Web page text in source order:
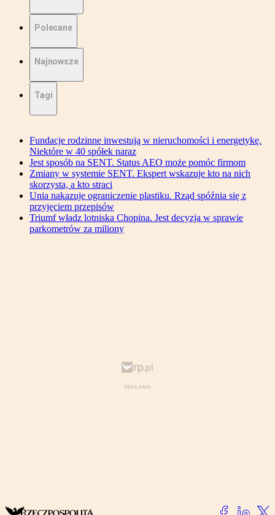
Polecane
Najnowsze
Tagi
Fundacje rodzinne inwestują w nieruchomości i energetykę.
Niektóre w 40 spółek naraz
Jest sposób na SENT. Status AEO może pomóc firmom
Zmiany w systemie SENT. Ekspert wskazuje kto na nich
skorzysta, a kto straci
Unia nakazuje ograniczenie plastiku. Rząd spóźnia się z
przyjęciem przepisów
Triumf władz lotniska Chopina. Jest decyzja w sprawie
parkometrów za miliony